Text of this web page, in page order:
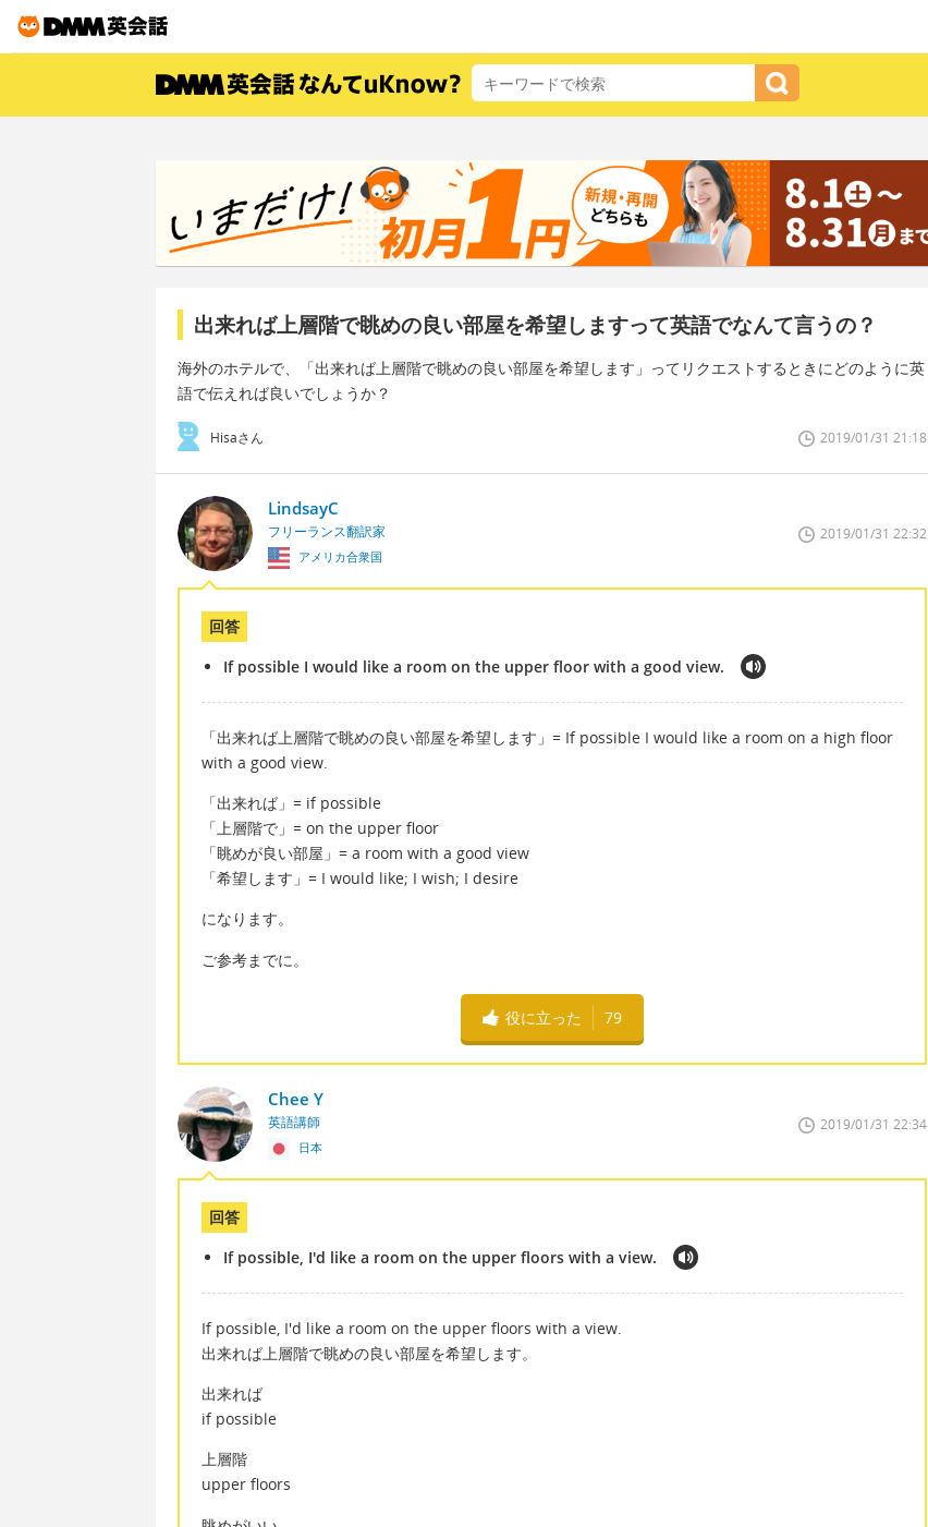
出来れば上層階で眺めの良い部屋を希望しますって英語でなんて言うの？
海外のホテルで、「出来れば上層階で眺めの良い部屋を希望します」ってリクエストするときにどのように英
語で伝えれば良いでしょうか？
Hisaさん 2019/01/31 21:18
LindsayC
フリーランス翻訳家
アメリカ合衆国
2019/01/31 22:32
回答
If possible I would like a room on the upper floor with a good view.
「出来れば上層階で眺めの良い部屋を希望します」= If possible I would like a room on a high floor
with a good view.
「出来れば」= if possible
「上層階で」= on the upper floor
「眺めが良い部屋」= a room with a good view
「希望します」= I would like; I wish; I desire
になります。
ご参考までに。
役に立った 79
Chee Y
英語講師
日本
2019/01/31 22:34
回答
If possible, I'd like a room on the upper floors with a view.
If possible, I'd like a room on the upper floors with a view.
出来れば上層階で眺めの良い部屋を希望します。
出来れば
if possible
上層階
upper floors